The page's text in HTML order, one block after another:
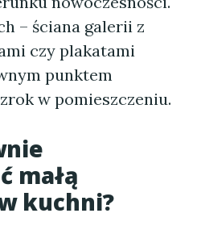
– ściana galerii z
czy plakatami
punktem
w pomieszczeniu.
małą
kuchni?